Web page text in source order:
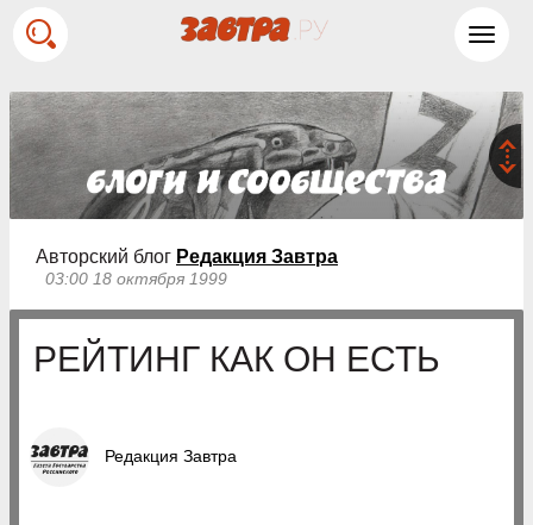
Авторский блог Редакция Завтра
03:00 18 октября 1999
РЕЙТИНГ КАК ОН ЕСТЬ
Редакция Завтра